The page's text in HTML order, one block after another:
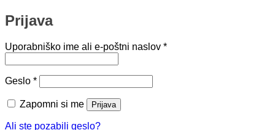
Prijava
Uporabniško ime ali e-poštni naslov *Zahtevano
Geslo *Zahtevano
Zapomni si me Prijava
Ali ste pozabili geslo?